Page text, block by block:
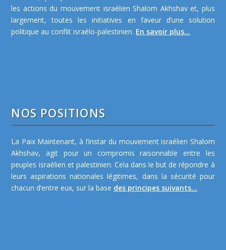
les actions du mouvement israélien Shalom Akhshav et, plus
largement, toutes les initiatives en faveur d’une solution
politique au conflit israélo-palestinien. En savoir plus...
NOS POSITIONS
La Paix Maintenant, à l’instar du mouvement israélien Shalom
Akhshav, agit pour un compromis raisonnable entre les
peuples israélien et palestinien. Cela dans le but de répondre à
leurs aspirations nationales légitimes, dans la sécurité pour
chacun d’entre eux, sur la base des principes suivants...